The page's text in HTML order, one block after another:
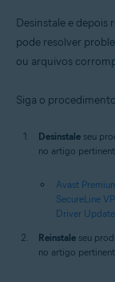
Desinstale e depois
pode resolver
ou arquivos
Siga o
Desinstale seu
no artigo
Avast
SecureLine
Driver
Reinstale seu
no artigo